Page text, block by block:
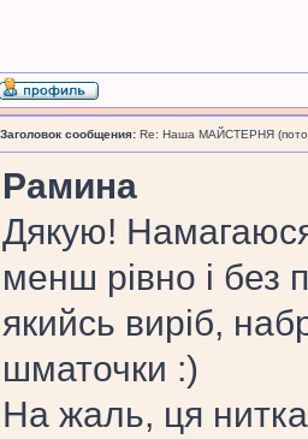
Заголовок сообщения: Re: Наша МАЙСТЕРНЯ
Рамина
Дякую!
менш рівно і без
якийсь виріб,
шматочки :)
На жаль, ця